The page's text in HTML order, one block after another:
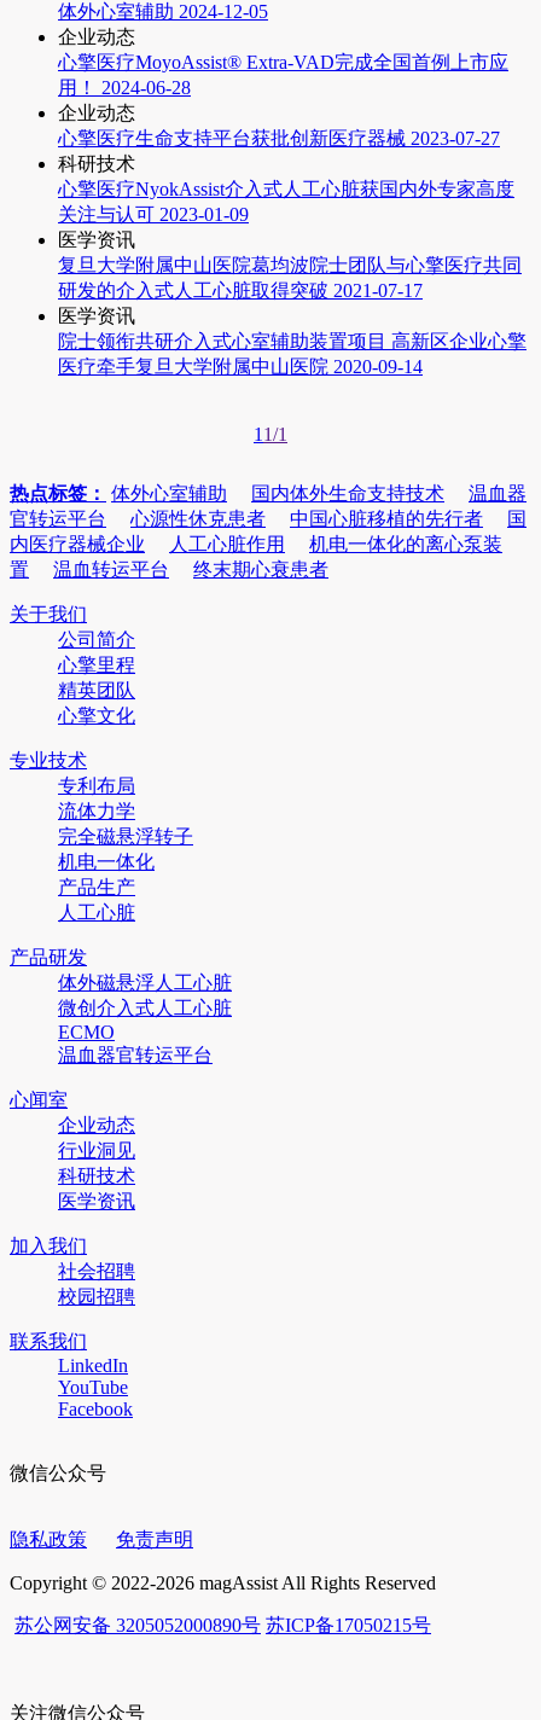
体外心室辅助 2024-12-05
企业动态
心擎医疗MoyoAssist® Extra-VAD完成全国首例上市应
用！
2024-06-28
企业动态
心擎医疗生命支持平台获批创新医疗器械 2023-07-27
科研技术
心擎医疗NyokAssist介入式人工心脏获国内外专家高度
关注与认可 2023-01-09
医学资讯
复旦大学附属中山医院葛均波院士团队与心擎医疗共同
研发的介入式人工心脏取得突破 2021-07-17
医学资讯
院士领衔共研介入式心室辅助装置项目 高新区企业心擎
医疗牵手复旦大学附属中山医院 2020-09-14
1 1/1
热点标签： 体外心室辅助 国内体外生命支持技术
温血器
官转运平台
心源性休克患者 中国心脏移植的先行者
国
内医疗器械企业
人工心脏作用
机电一体化的离心泵装
置
温血转运平台 终末期心衰患者
关于我们
公司简介
心擎里程
精英团队
心擎文化
专业技术
专利布局
流体力学
完全磁悬浮转子
机电一体化
产品生产
人工心脏
产品研发
体外磁悬浮人工心脏
微创介入式人工心脏
ECMO
温血器官转运平台
心闻室
企业动态
行业洞见
科研技术
医学资讯
加入我们
社会招聘
校园招聘
联系我们
LinkedIn
YouTube
Facebook
微信公众号
隐私政策 免责声明
Copyright © 2022-2026 magAssist All Rights Reserved
苏公网安备 3205052000890号 苏ICP备17050215号
关注微信公众号